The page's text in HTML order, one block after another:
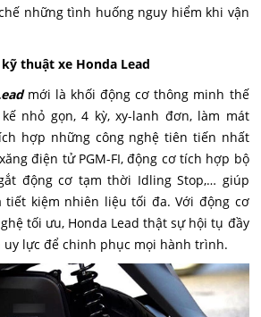
những tình huống nguy hiểm khi vận
thuật xe Honda Lead
mới là khối động cơ thông minh thế
nhỏ gọn, 4 kỳ, xy-lanh đơn, làm mát
hợp những công nghệ tiên tiến nhất
điện tử PGM-FI, động cơ tích hợp bộ
động cơ tạm thời Idling Stop,… giúp
tiết kiệm nhiên liệu tối đa. Với động cơ
tối ưu, Honda Lead thật sự hội tụ đầy
uy lực để chinh phục mọi hành trình.